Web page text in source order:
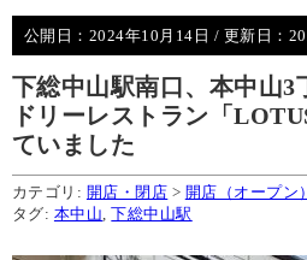
公開日： 2024年10月14日 / 更新日：
下総中山駅南口、本中山3
ドリーレストラン「
ていました
カテゴリ: 開店・閉店 > 開店（オープン）
タグ: 本中山 ,下総中山駅